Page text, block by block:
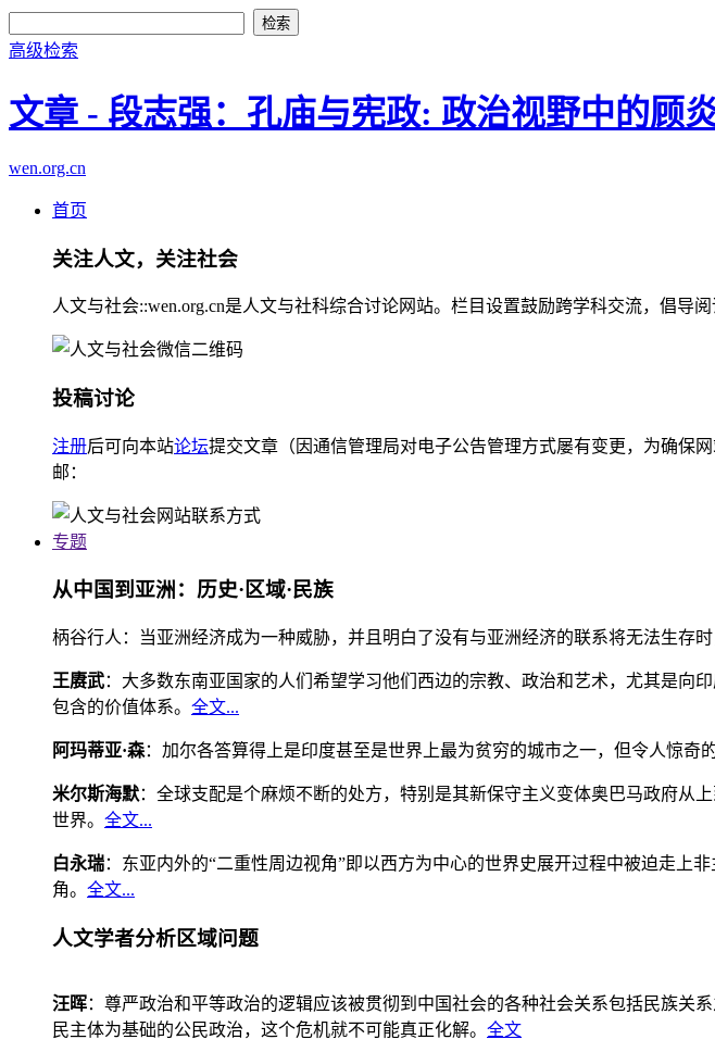
高级检索
文章 - 段志强：孔庙与宪政: 政治视野中的顾
wen.org.cn
首页
关注人文，关注社会
人文与社会::wen.org.cn是人文与社科综合讨论网站。栏目设置鼓励跨学科交流，倡导
投稿讨论
注册后可向本站论坛提交文章（因通信管理局对电子公告管理方式屡有变更，为确保
邮：
专题
从中国到亚洲：历史·区域·民族
柄谷行人：当亚洲经济成为一种威胁，并且明白了没有与亚洲经济的联系将无法生存
王赓武：大多数东南亚国家的人们希望学习他们西边的宗教、政治和艺术，尤其是向
包含的价值体系。 全文...
阿玛蒂亚·森：加尔各答算得上是印度甚至是世界上最为贫穷的城市之一，但令人惊奇
米尔斯海默：全球支配是个麻烦不断的处方，特别是其新保守主义变体奥巴马政府从
世界。 全文...
白永瑞：东亚内外的“二重性周边视角”即以西方为中心的世界史展开过程中被迫走上
角。 全文...
人文学者分析区域问题
汪晖：尊严政治和平等政治的逻辑应该被贯彻到中国社会的各种社会关系包括民族关
民主体为基础的公民政治，这个危机就不可能真正化解。 全文